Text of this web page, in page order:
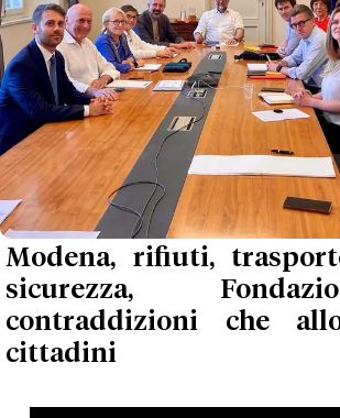
Modena, rifiuti,
sicurezza,
contraddizioni che
cittadini